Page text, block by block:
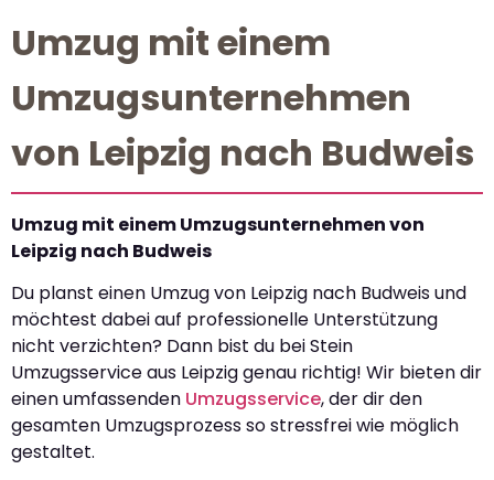
Umzug mit einem
Umzugsunternehmen
von Leipzig nach Budweis
Umzug mit einem Umzugsunternehmen von
Leipzig nach Budweis
Du planst einen Umzug von Leipzig nach Budweis und
möchtest dabei auf professionelle Unterstützung
nicht verzichten? Dann bist du bei Stein
Umzugsservice aus Leipzig genau richtig! Wir bieten dir
einen umfassenden Umzugsservice, der dir den
gesamten Umzugsprozess so stressfrei wie möglich
gestaltet.